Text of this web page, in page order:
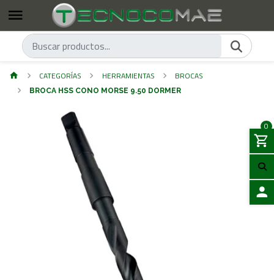
0
CATEGORÍAS HERRAMIENTAS BROCAS
BROCA HSS CONO MORSE 9.50 DORMER